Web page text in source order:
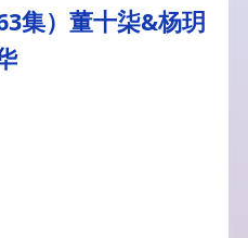
集）董十柒&杨玥